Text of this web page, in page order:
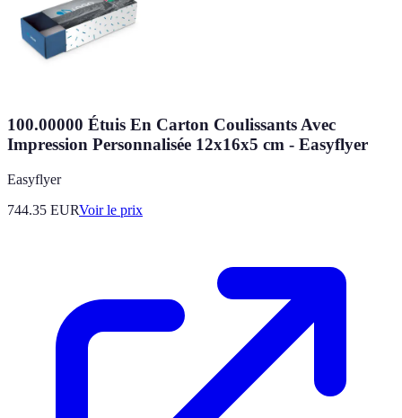
100.00000 Étuis En Carton Coulissants Avec
Impression Personnalisée 12x16x5 cm - Easyflyer
Easyflyer
744.35 EURVoir le prix